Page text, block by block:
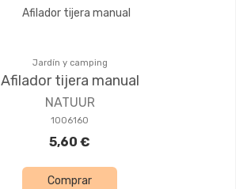
Jardín y camping
Afilador tijera manual
NATUUR
1006160
5,60 €
Comprar